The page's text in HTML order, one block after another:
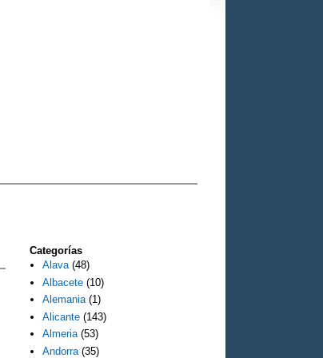
Categorías
Alava (48)
Albacete (10)
Alemania (1)
Alicante (143)
Almeria (53)
Andorra (35)